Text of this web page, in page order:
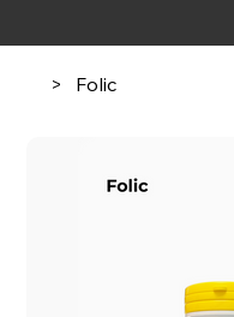
> Folic